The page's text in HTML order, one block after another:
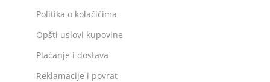
Politika o kolačićima
Opšti uslovi kupovine
Plaćanje i dostava
Reklamacije i povrat